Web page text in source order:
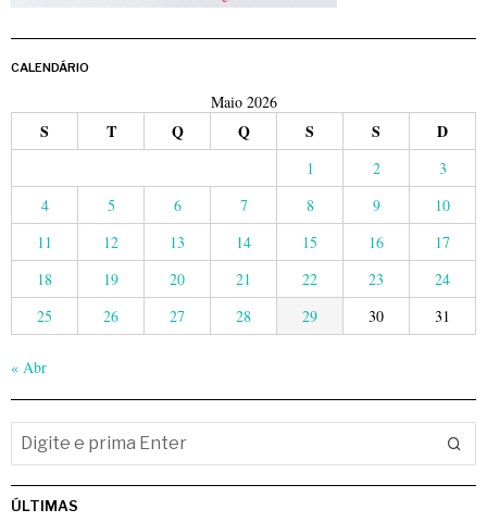
CALENDÁRIO
Maio 2026
S T Q Q S S D
1 2
3
4
5 6 7 8 9
10
11
12 13 14 15 16
17
18
19 20 21 22 23
24
25
26 27 28 29 30 31
« Abr
ÚLTIMAS